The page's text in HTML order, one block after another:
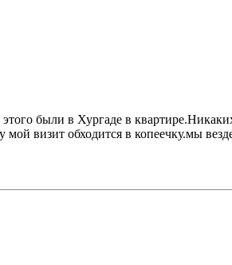
были в Хургаде в
мой визит обходится в копеечку.мы